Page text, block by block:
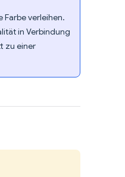
verleihen.
in Verbindung
zu einer